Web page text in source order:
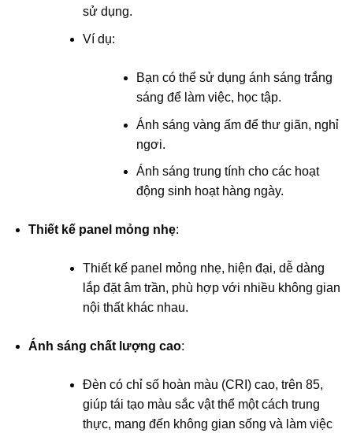
sử dụng.
Ví dụ:
Bạn có thể sử dụng ánh sáng trắng
sáng để làm việc, học tập.
Ánh sáng vàng ấm để thư giãn, nghỉ
ngơi.
Ánh sáng trung tính cho các hoạt
động sinh hoạt hàng ngày.
Thiết kế panel mỏng nhẹ:
Thiết kế panel mỏng nhẹ, hiện đại, dễ dàng
lắp đặt âm trần, phù hợp với nhiều không gian
nội thất khác nhau.
Ánh sáng chất lượng cao:
Đèn có chỉ số hoàn màu (CRI) cao, trên 85,
giúp tái tạo màu sắc vật thể một cách trung
thực, mang đến không gian sống và làm việc